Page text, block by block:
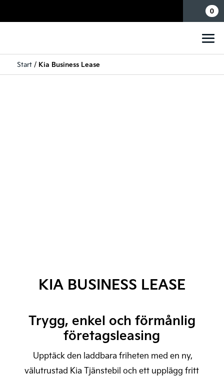
0
Start/ Kia Business Lease
KIA BUSINESS LEASE
Trygg, enkel och förmånlig
företagsleasing
Upptäck den laddbara friheten med en ny,
välutrustad Kia Tjänstebil och ett upplägg fritt